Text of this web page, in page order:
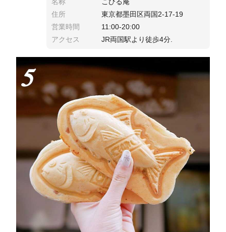
住所
東京都墨田区両国2-17-19
営業時間
11:00-20:00
アクセス
JR両国駅より徒歩4分.
5